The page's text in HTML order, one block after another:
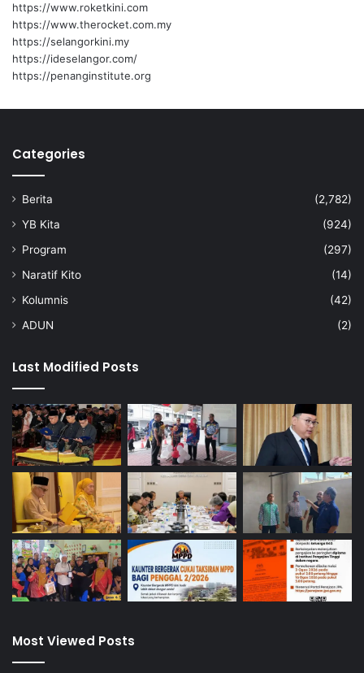
https://www.roketkini.com
https://www.therocket.com.my
https://selangorkini.my
https://ideselangor.com/
https://penanginstitute.org
Categories
Berita
(2,782)
YB Kita
(924)
Program
(297)
Naratif Kito
(14)
Kolumnis
(42)
ADUN
(2)
Last Modified Posts
Most Viewed Posts